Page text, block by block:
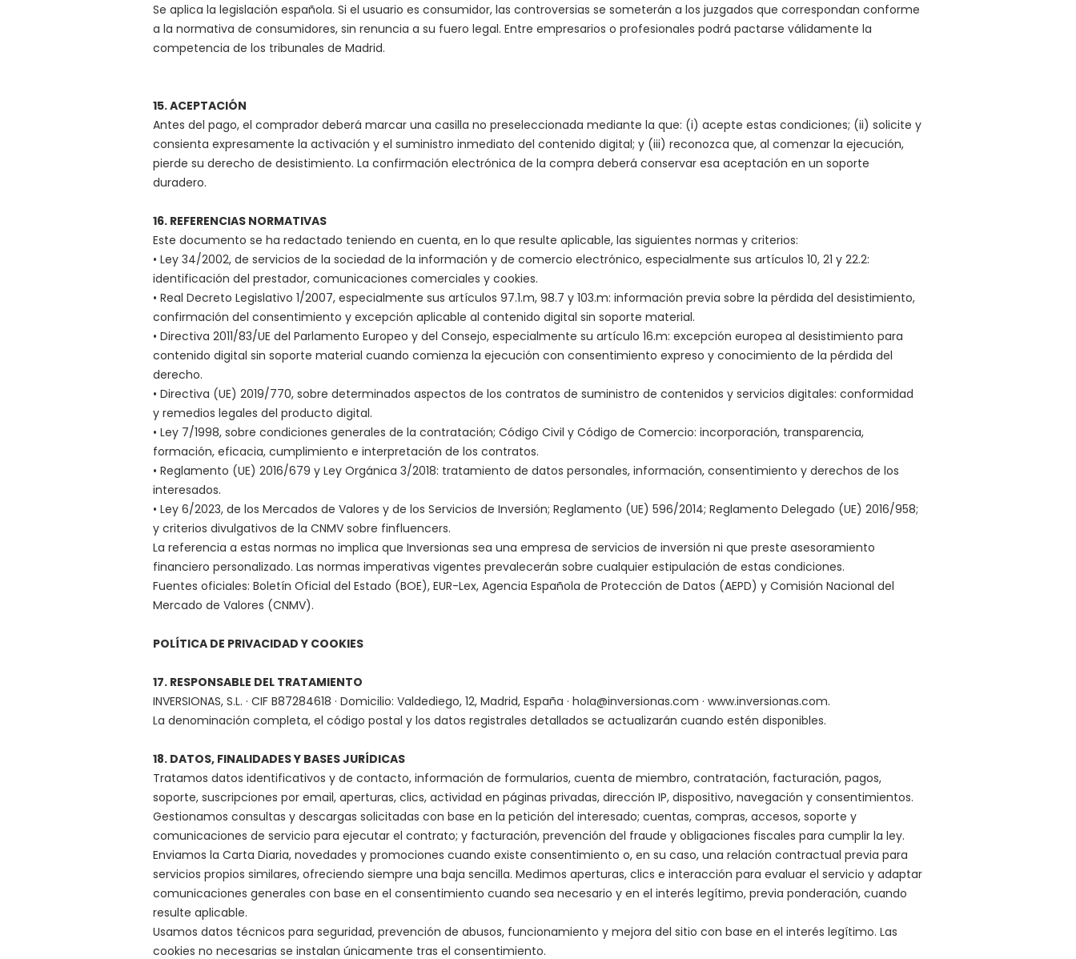
Se aplica la legislación española. Si el usuario es consumidor, las controversias se someterán a los juzgados que correspondan conforme
a la normativa de consumidores, sin renuncia a su fuero legal. Entre empresarios o profesionales podrá pactarse válidamente la
competencia de los tribunales de Madrid.
15. ACEPTACIÓN
Antes del pago, el comprador deberá marcar una casilla no preseleccionada mediante la que: (i) acepte estas condiciones; (ii) solicite y
consienta expresamente la activación y el suministro inmediato del contenido digital; y (iii) reconozca que, al comenzar la ejecución,
pierde su derecho de desistimiento. La confirmación electrónica de la compra deberá conservar esa aceptación en un soporte
duradero.
16. REFERENCIAS NORMATIVAS
Este documento se ha redactado teniendo en cuenta, en lo que resulte aplicable, las siguientes normas y criterios:
• Ley 34/2002, de servicios de la sociedad de la información y de comercio electrónico, especialmente sus artículos 10, 21 y 22.2:
identificación del prestador, comunicaciones comerciales y cookies.
• Real Decreto Legislativo 1/2007, especialmente sus artículos 97.1.m, 98.7 y 103.m: información previa sobre la pérdida del desistimiento,
confirmación del consentimiento y excepción aplicable al contenido digital sin soporte material.
• Directiva 2011/83/UE del Parlamento Europeo y del Consejo, especialmente su artículo 16.m: excepción europea al desistimiento para
contenido digital sin soporte material cuando comienza la ejecución con consentimiento expreso y conocimiento de la pérdida del
derecho.
• Directiva (UE) 2019/770, sobre determinados aspectos de los contratos de suministro de contenidos y servicios digitales: conformidad
y remedios legales del producto digital.
• Ley 7/1998, sobre condiciones generales de la contratación; Código Civil y Código de Comercio: incorporación, transparencia,
formación, eficacia, cumplimiento e interpretación de los contratos.
• Reglamento (UE) 2016/679 y Ley Orgánica 3/2018: tratamiento de datos personales, información, consentimiento y derechos de los
interesados.
• Ley 6/2023, de los Mercados de Valores y de los Servicios de Inversión; Reglamento (UE) 596/2014; Reglamento Delegado (UE) 2016/958;
y criterios divulgativos de la CNMV sobre finfluencers.
La referencia a estas normas no implica que Inversionas sea una empresa de servicios de inversión ni que preste asesoramiento
financiero personalizado. Las normas imperativas vigentes prevalecerán sobre cualquier estipulación de estas condiciones.
Fuentes oficiales: Boletín Oficial del Estado (BOE), EUR-Lex, Agencia Española de Protección de Datos (AEPD) y Comisión Nacional del
Mercado de Valores (CNMV).
POLÍTICA DE PRIVACIDAD Y COOKIES
17. RESPONSABLE DEL TRATAMIENTO
INVERSIONAS, S.L. · CIF B87284618 · Domicilio: Valdediego, 12, Madrid, España · hola@inversionas.com · www.inversionas.com.
La denominación completa, el código postal y los datos registrales detallados se actualizarán cuando estén disponibles.
18. DATOS, FINALIDADES Y BASES JURÍDICAS
Tratamos datos identificativos y de contacto, información de formularios, cuenta de miembro, contratación, facturación, pagos,
soporte, suscripciones por email, aperturas, clics, actividad en páginas privadas, dirección IP, dispositivo, navegación y consentimientos.
Gestionamos consultas y descargas solicitadas con base en la petición del interesado; cuentas, compras, accesos, soporte y
comunicaciones de servicio para ejecutar el contrato; y facturación, prevención del fraude y obligaciones fiscales para cumplir la ley.
Enviamos la Carta Diaria, novedades y promociones cuando existe consentimiento o, en su caso, una relación contractual previa para
servicios propios similares, ofreciendo siempre una baja sencilla. Medimos aperturas, clics e interacción para evaluar el servicio y adaptar
comunicaciones generales con base en el consentimiento cuando sea necesario y en el interés legítimo, previa ponderación, cuando
resulte aplicable.
Usamos datos técnicos para seguridad, prevención de abusos, funcionamiento y mejora del sitio con base en el interés legítimo. Las
cookies no necesarias se instalan únicamente tras el consentimiento.